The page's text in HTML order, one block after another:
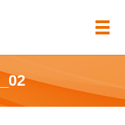
メ